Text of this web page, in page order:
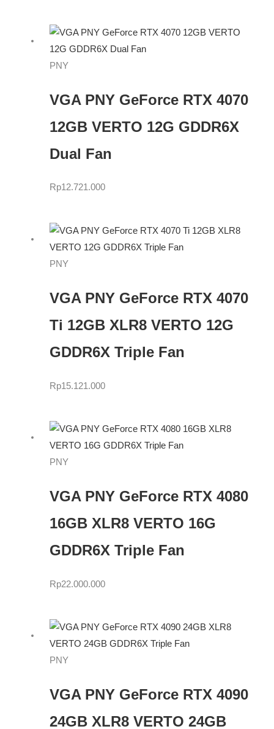
PNY
VGA PNY GeForce RTX 4070
12GB VERTO 12G GDDR6X
Dual Fan
Rp12.721.000
PNY
VGA PNY GeForce RTX 4070
Ti 12GB XLR8 VERTO 12G
GDDR6X Triple Fan
Rp15.121.000
PNY
VGA PNY GeForce RTX 4080
16GB XLR8 VERTO 16G
GDDR6X Triple Fan
Rp22.000.000
PNY
VGA PNY GeForce RTX 4090
24GB XLR8 VERTO 24GB